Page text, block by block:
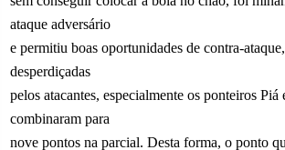
ataque adversário
e permitiu boas oportunidades de contra-
desperdiçadas
pelos atacantes, especialmente os ponteiros Piá
combinaram para
nove pontos na parcial. Desta forma, o ponto